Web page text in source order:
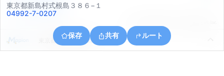
東京都新島村式根島３８６−１
04992-7-0207
保存 共有 ルート
東京都新島村式根島
アプリで見る